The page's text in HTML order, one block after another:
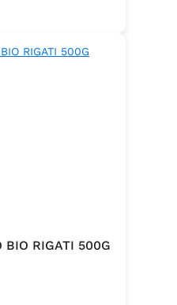
BIO RIGATI 500G